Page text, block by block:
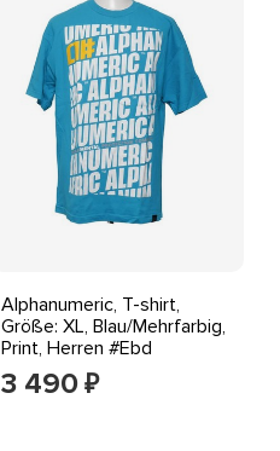
Alphanumeric, T-shirt,
Größe: XL, Blau/Mehrfarbig,
Print, Herren #Ebd
3 490 ₽